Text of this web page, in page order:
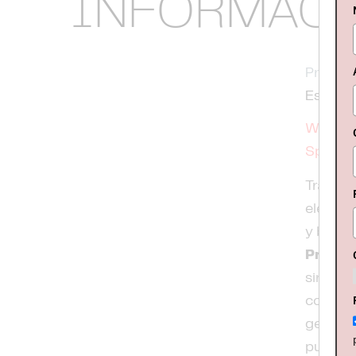
Spotify
Tras
y blues
singles
como